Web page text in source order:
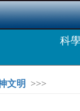
科
文明 >>>